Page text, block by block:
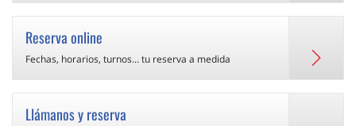
Reserva online
Fechas, horarios, turnos... tu reserva a medida
Llámanos y reserva